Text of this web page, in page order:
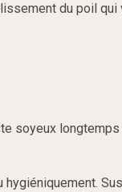
du poil
soyeux